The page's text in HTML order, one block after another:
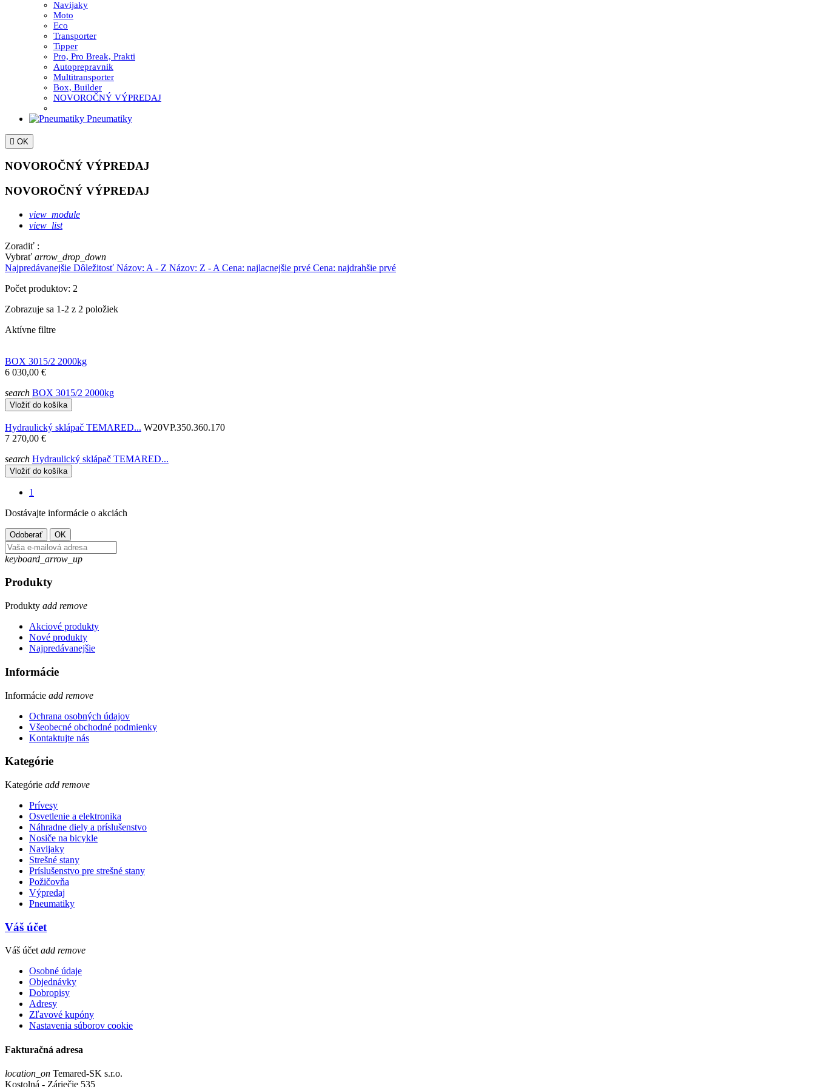
Navijaky
Moto
Eco
Transporter
Tipper
Pro, Pro Break, Prakti
Autoprepravnik
Multitransporter
Box, Builder
NOVOROČNÝ VÝPREDAJ
Pneumatiky
 OK
NOVOROČNÝ VÝPREDAJ
NOVOROČNÝ VÝPREDAJ
view_module
view_list
Zoradiť :
Vybrať arrow_drop_down
Najpredávanejšie Dôležitosť Názov: A - Z Názov: Z - A Cena: najlacnejšie prvé Cena: najdrahšie prvé
Počet produktov: 2
Zobrazuje sa 1-2 z 2 položiek
Aktívne filtre
BOX 3015/2 2000kg
6 030,00 €
search BOX 3015/2 2000kg
Vložiť do košíka
Hydraulický sklápač TEMARED... W20VP.350.360.170
7 270,00 €
search Hydraulický sklápač TEMARED...
Vložiť do košíka
1
Dostávajte informácie o akciách
keyboard_arrow_up
Produkty
Produkty add remove
Akciové produkty
Nové produkty
Najpredávanejšie
Informácie
Informácie add remove
Ochrana osobných údajov
Všeobecné obchodné podmienky
Kontaktujte nás
Kategórie
Kategórie add remove
Prívesy
Osvetlenie a elektronika
Náhradne diely a príslušenstvo
Nosiče na bicykle
Navijaky
Strešné stany
Príslušenstvo pre strešné stany
Požičovňa
Výpredaj
Pneumatiky
Váš účet
Váš účet add remove
Osobné údaje
Objednávky
Dobropisy
Adresy
Zľavové kupóny
Nastavenia súborov cookie
Fakturačná adresa
location_on Temared-SK s.r.o.
Kostolná - Záriečie 535